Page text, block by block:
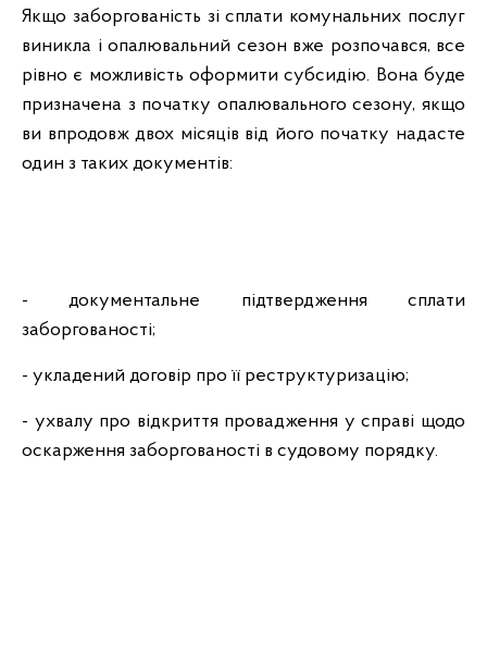
Якщо заборгованість зі сплати комунальних послуг
виникла і опалювальний сезон вже розпочався, все
рівно є можливість оформити субсидію. Вона буде
призначена з початку опалювального сезону, якщо
ви впродовж двох місяців від його початку надасте
один з таких документів:
- документальне підтвердження сплати
заборгованості;
- укладений договір про її реструктуризацію;
- ухвалу про відкриття провадження у справі щодо
оскарження заборгованості в судовому порядку.